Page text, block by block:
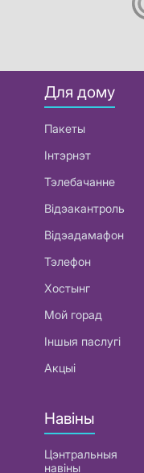
Для дому
Пакеты
Інтэрнэт
Тэлебачанне
Відэакантроль
Відэадамафон
Тэлефон
Хостынг
Мой горад
Іншыя паслугі
Акцыі
Навіны
Цэнтральныя
навіны